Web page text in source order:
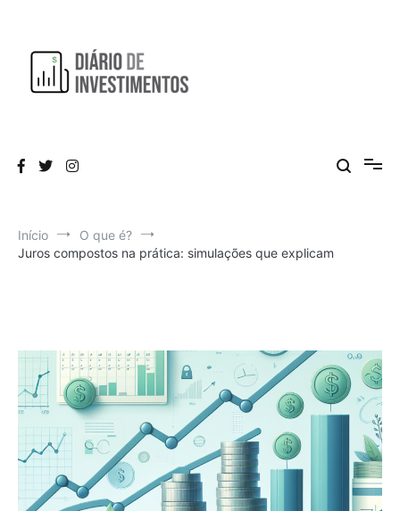
conteúdo
Início
O que é?
Juros compostos na prática: simulações que explicam